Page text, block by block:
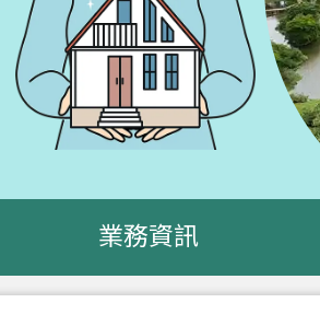
業務資訊